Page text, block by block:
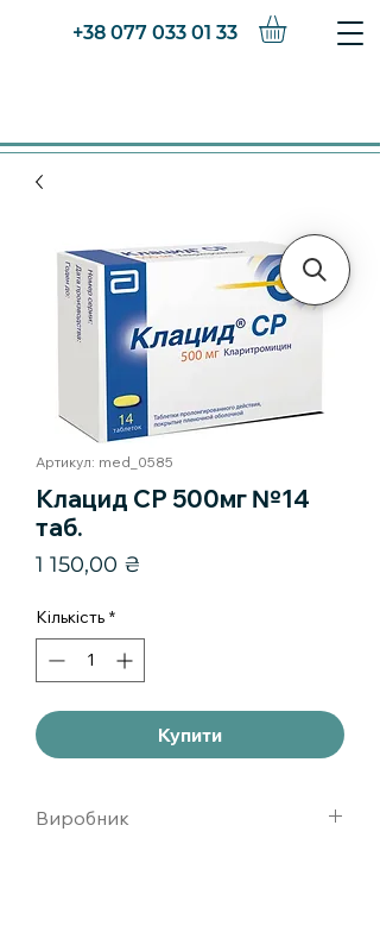
+38 077 033 01 33
Артикул: med_0585
Клацид СР 500мг №14
таб.
1 150,00 ₴
Кількість *
Купити
Виробник